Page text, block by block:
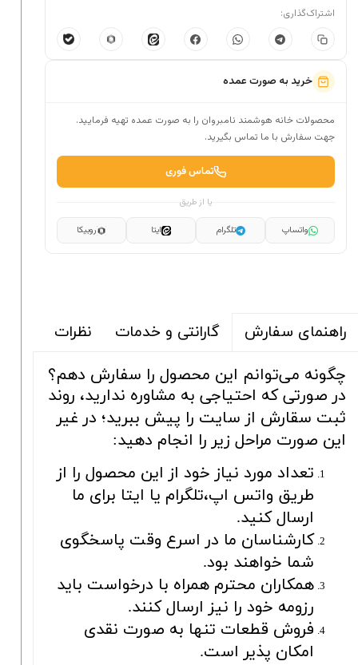
اشتراک‌گذاری:
خرید به صورت عمده
محصولات خانه هوشمند نامبروان را به صورت عمده تهیه فرمایید.
جهت سفارش با ما تماس بگیرید.
تماس فوری
یا از طریق
واتساپ تلگرام ایتا روبیکا
راهنمای سفارش گارانتی و خدمات نظرات
چگونه می‌توانم این محصول را سفارش دهم؟
در صورتی که احتیاجی به مشاوره ندارید، روند
ثبت سقارش از سایت را پیش ببرید؛ در غیر
این صورت مراحل زیر را انجام دهید:
تعداد مورد نیاز خود از این محصول را از
طریق واتس اپ،تلگرام یا ایتا برای ما
ارسال کنید.
کارشناسان ما در اسرع وقت پاسخگوی
شما خواهند بود.
همکاران محترم همراه با درخواست باید
رزومه خود را نیز ارسال کنند.
فروش قطعات تنها به صورت نقدی
امکان پذیر است.